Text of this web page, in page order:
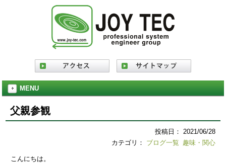
MENU
父親参観
投稿日： 2021/06/28
カテゴリ： ブログ一覧 趣味・関心
こんにちは。